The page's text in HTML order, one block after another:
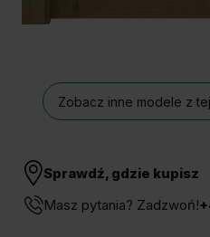
Zobacz inne modele z
Sprawdź, gdzie kupisz
Masz pytania? Zadzwoń!